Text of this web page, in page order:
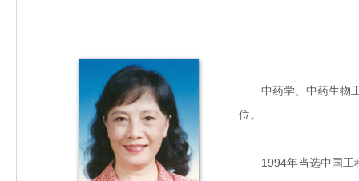
中药学、中药生物工
位。
1994年当选中国工